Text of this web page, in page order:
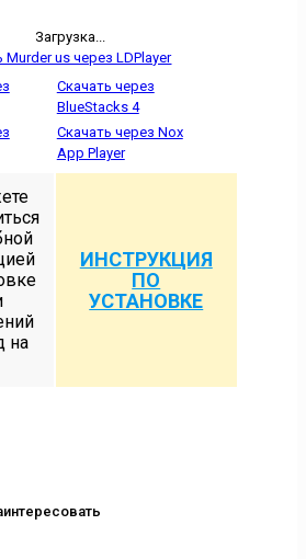
Загрузка...
Murder us через LDPlayer
Скачать через
BlueStacks 4
Скачать через Nox
App Player
на
ИНСТРУКЦИЯ
ПО
УСТАНОВКЕ